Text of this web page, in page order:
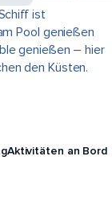
ist
Pool genießen
genießen – hier
den Küsten.
Aktivitäten an Bord